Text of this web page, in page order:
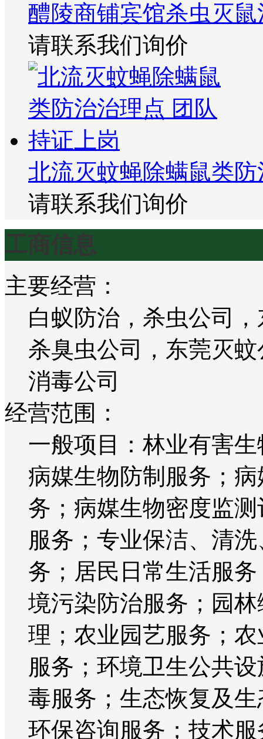
醴陵商铺宾馆杀虫灭
请联系我们询价
北流灭蚊蝇除螨鼠类
请联系我们询价
工商信息
主要经营：
白蚁防治，杀虫公司
杀臭虫公司，东莞灭
消毒公司
经营范围：
一般项目：林业有害
病媒生物防制服务；
务；病媒生物密度监
服务；专业保洁、清
务；居民日常生活服
境污染防治服务；园
理；农业园艺服务；
服务；环境卫生公共
毒服务；生态恢复及
环保咨询服务；技术